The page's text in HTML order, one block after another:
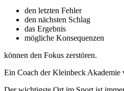
den letzten Fehler
den nächsten Schlag
das Ergebnis
mögliche Konsequenzen
können den Fokus zerstören.
Ein Coach der Kleinbeck Akademie